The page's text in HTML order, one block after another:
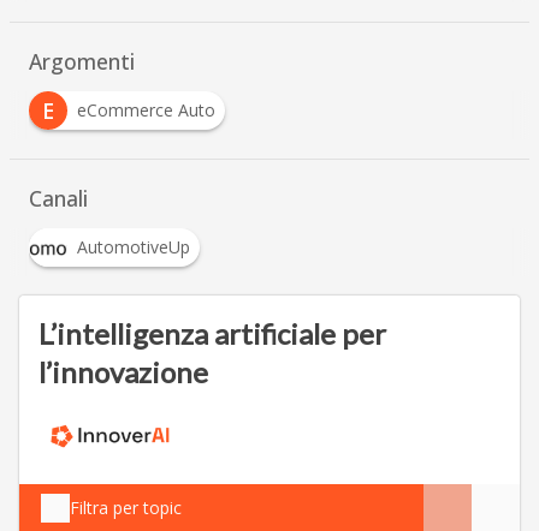
Argomenti
E
eCommerce Auto
Canali
AutomotiveUp
L’intelligenza artificiale per
l’innovazione
Filtra per topic